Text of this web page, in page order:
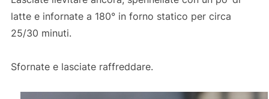
latte e infornate a 180° in forno statico per circa
25/30 minuti.
Sfornate e lasciate raffreddare.